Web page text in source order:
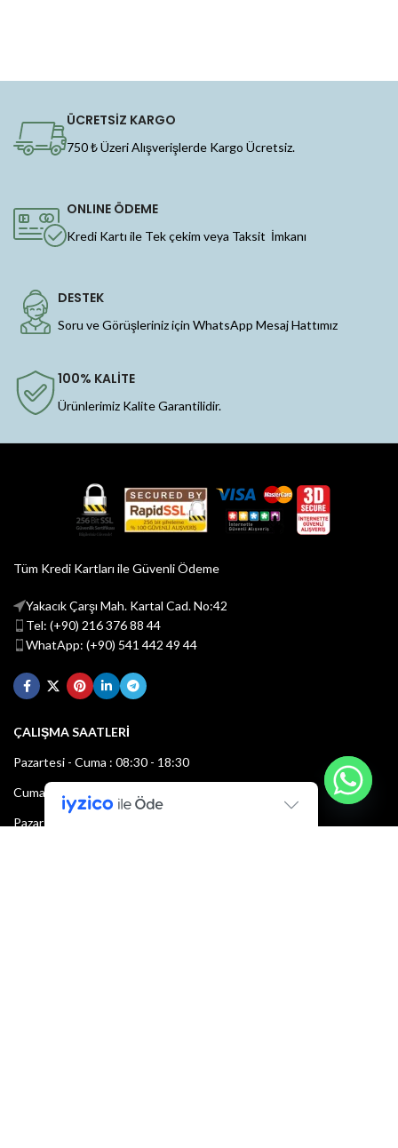
ÜCRETSİZ KARGO
750 ₺ Üzeri Alışverişlerde Kargo Ücretsiz.
ONLINE ÖDEME
Kredi Kartı ile Tek çekim veya Taksit İmkanı
DESTEK
Soru ve Görüşleriniz için WhatsApp Mesaj Hattımız
100% KALİTE
Ürünlerimiz Kalite Garantilidir.
Tüm Kredi Kartları ile Güvenli Ödeme
Yakacık Çarşı Mah. Kartal Cad. No:42
Tel: (+90) 216 376 88 44
WhatApp: (+90) 541 442 49 44
ÇALIŞMA SAATLERİ
Pazartesi - Cuma : 08:30 - 18:30
Cumartesi : 08:30 - 13:00
Pazar: Kapalı